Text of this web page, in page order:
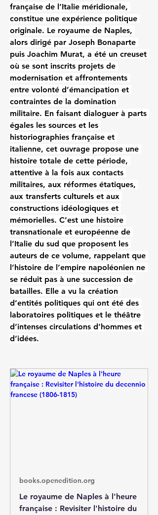
française de l’Italie méridionale,
constitue une expérience politique
originale. Le royaume de Naples,
alors dirigé par Joseph Bonaparte
puis Joachim Murat, a été un creuset
où se sont inscrits projets de
modernisation et affrontements
entre volonté d’émancipation et
contraintes de la domination
militaire. En faisant dialoguer à parts
égales les sources et les
historiographies française et
italienne, cet ouvrage propose une
histoire totale de cette période,
attentive à la fois aux contacts
militaires, aux réformes étatiques,
aux transferts culturels et aux
constructions idéologiques et
mémorielles. C’est une histoire
transnationale et européenne de
l’Italie du sud que proposent les
auteurs de ce volume, rappelant que
l’histoire de l’empire napoléonien ne
se réduit pas à une succession de
batailles. Elle a vu la création
d’entités politiques qui ont été des
laboratoires politiques et le théâtre
d’intenses circulations d’hommes et
d’idées.
books.openedition.org
Le royaume de Naples à l'heure
française : Revisiter l'histoire du